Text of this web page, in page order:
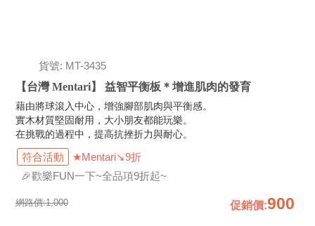
貨號: MT-3435
【台灣 Mentari】 益智平衡板＊增進肌肉的發育
藉由將球滾入中心，增強腳部肌肉與平衡感。
實木材質堅固耐用，大小朋友都能玩樂。
在挑戰的過程中，提高抗挫折力與耐心。
符合活動
★Mentari↘9折
🎉歡樂FUN一下~全品項9折起~
網路價:1,000 促銷價:900